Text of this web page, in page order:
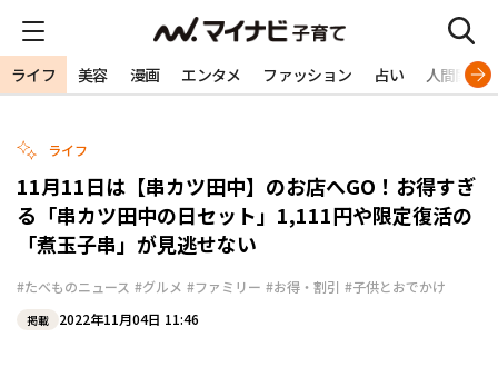
ライフ 美容 漫画 エンタメ ファッション 占い 人間関係
ライフ
11月11日は【串カツ田中】のお店へGO！お得すぎ
る「串カツ田中の日セット」1,111円や限定復活の
「煮玉子串」が見逃せない
#たべものニュース #グルメ #ファミリー #お得・割引 #子供とおでかけ
掲載 2022年11月04日 11:46